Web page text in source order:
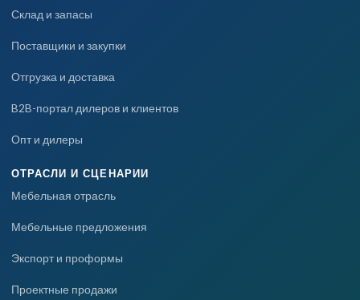
Склад и запасы
Поставщики и закупки
Отгрузка и доставка
B2B-портал дилеров и клиентов
Опт и дилеры
ОТРАСЛИ И СЦЕНАРИИ
Мебельная отрасль
Мебельные предложения
Экспорт и проформы
Проектные продажи